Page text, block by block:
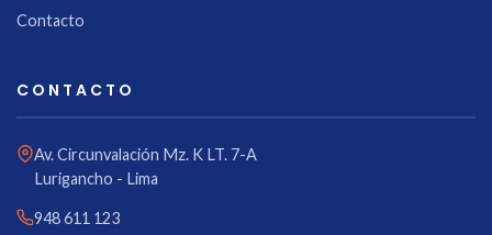
Contacto
CONTACTO
Av. Circunvalación Mz. K LT. 7-A
Lurigancho - Lima
948 611 123